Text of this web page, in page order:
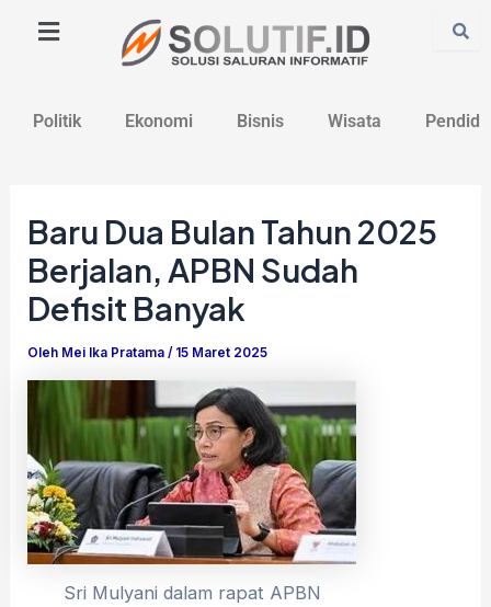
Politik Ekonomi Bisnis Wisata
Baru Dua Bulan Tahun 2025
Berjalan, APBN Sudah
Defisit Banyak
Oleh Mei Ika Pratama/ 15 Maret 2025
Sri Mulyani dalam rapat APBN
navigation